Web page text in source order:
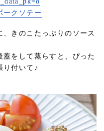
ークソテー
きのこたっぷりのソース
をして蒸らすと、ぴった
り付いて♪